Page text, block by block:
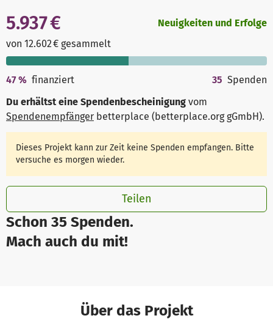
Schon 35 Spenden.
Mach auch du mit!
5.937 €
von 12.602 € gesammelt
Neuigkeiten und Erfolge
47% finanziert 35 Spenden
Du erhältst eine Spendenbescheinigung vom
Spendenempfänger betterplace (betterplace.org gGmbH).
Dieses Projekt kann zur Zeit keine Spenden empfangen. Bitte
versuche es morgen wieder.
Teilen
Über das Projekt